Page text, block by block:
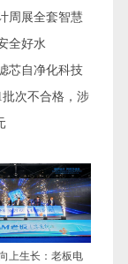
周展全套智慧
全好水
芯自净化科技
批次不合格，涉
上生长：老板电